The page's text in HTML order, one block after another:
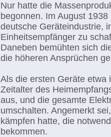
Nur hatte die
begonnen. Im August
deutsche Geräteindustrie,
Einheitsempfänger zu
Daneben bemühten sich
die höheren Ansprüchen
Als die ersten Geräte etwa
Zeitalter des
aus, und die gesamte
umschalten. Angemerkt
kämpfen hatte, die
bekommen.